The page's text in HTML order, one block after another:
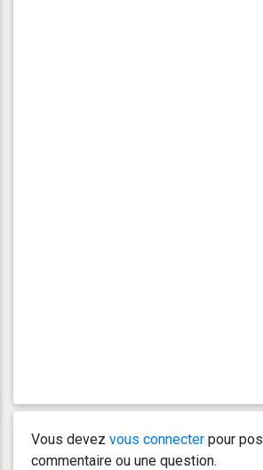
Vous devez vous connecter pour
commentaire ou une question.